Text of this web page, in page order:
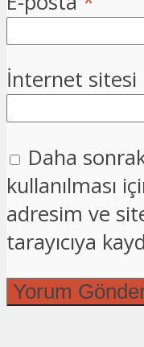
İnternet sitesi
Daha
kullanılması
adresim ve
tarayıcıya